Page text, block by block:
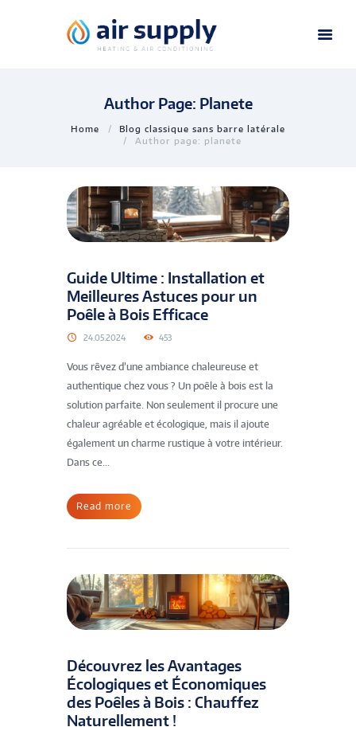
Author Page: Planete
Home
Blog classique sans barre latérale
Author page: planete
Guide Ultime : Installation et
Meilleures Astuces pour un
Poêle à Bois Efficace
24.05.2024 453
Vous rêvez d’une ambiance chaleureuse et
authentique chez vous ? Un poêle à bois est la
solution parfaite. Non seulement il procure une
chaleur agréable et écologique, mais il ajoute
également un charme rustique à votre intérieur.
Dans ce...
Read more
Découvrez les Avantages
Écologiques et Économiques
des Poêles à Bois : Chauffez
Naturellement !